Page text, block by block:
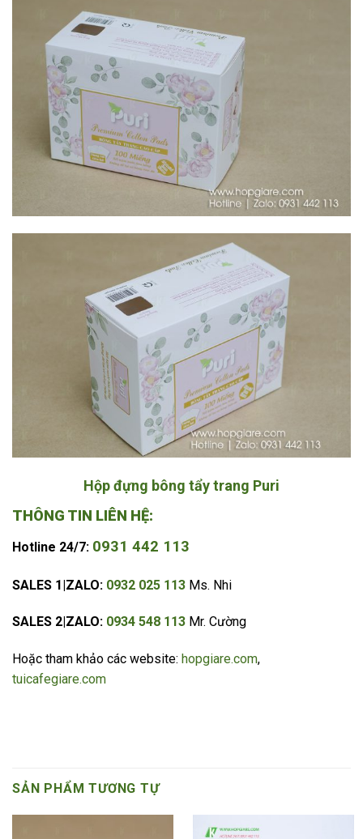
Hộp đựng bông tẩy trang Puri
THÔNG TIN LIÊN HỆ:
Hotline 24/7: 0931 442 113
SALES 1|ZALO: 0932 025 113 Ms. Nhi
SALES 2|ZALO: 0934 548 113 Mr. Cường
Hoặc tham khảo các website: hopgiare.com,
tuicafegiare.com
SẢN PHẨM TƯƠNG TỰ